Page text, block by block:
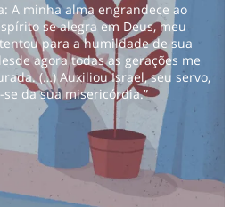
A minha alma engrandece ao
se alegra em Deus, meu
para a humildade de sua
agora todas as gerações me
(…) Auxiliou Israel, seu servo,
da sua misericórdia.”